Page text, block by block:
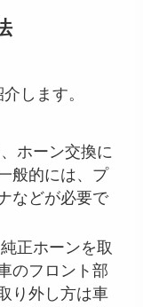
します。
ホーン交換に
般的には、プ
などが必要で
正ホーンを取
のフロント部
り外し方は車